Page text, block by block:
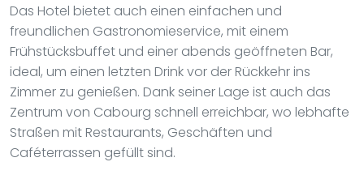
Das Hotel bietet auch einen einfachen und
freundlichen Gastronomieservice, mit einem
Frühstücksbuffet und einer abends geöffneten Bar,
ideal, um einen letzten Drink vor der Rückkehr ins
Zimmer zu genießen. Dank seiner Lage ist auch das
Zentrum von Cabourg schnell erreichbar, wo lebhafte
Straßen mit Restaurants, Geschäften und
Caféterrassen gefüllt sind.